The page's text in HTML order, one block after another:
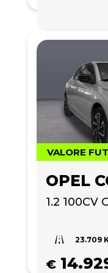
VALORE
OPEL
1.2 100CV
23.709
€